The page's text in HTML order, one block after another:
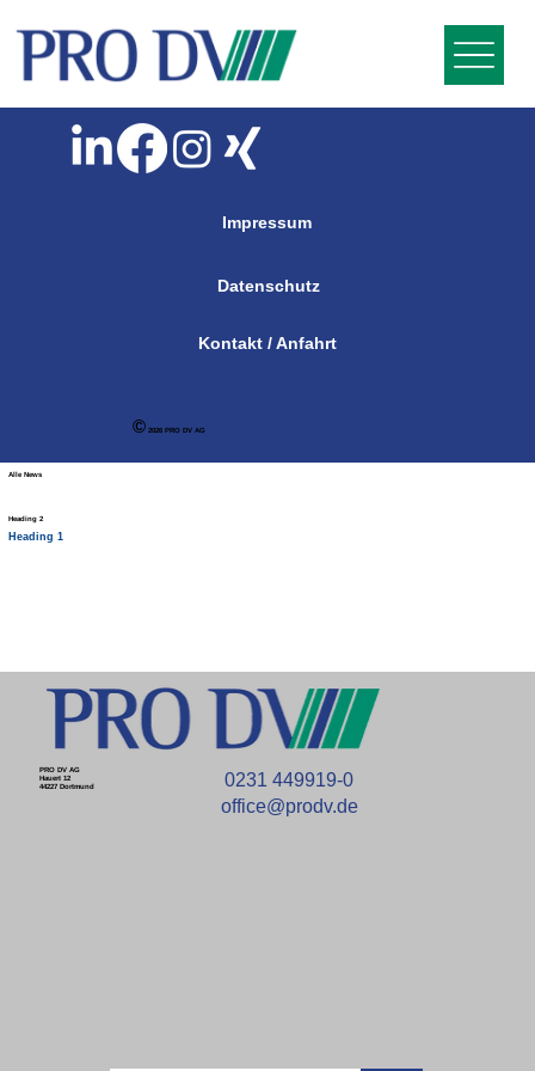
Alle News
Heading 2
Heading 1
PRO DV AG
Hauert 12
44227 Dortmund
0231 449919-0
office@prodv.de
Impressum
Datenschutz
Kontakt / Anfahrt
© 2026 PRO DV AG